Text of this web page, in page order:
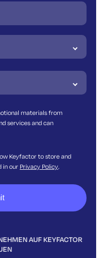
AUF KEYFACTOR
materials from
services and can
Keyfactor to store and
in our Privacy Policy.